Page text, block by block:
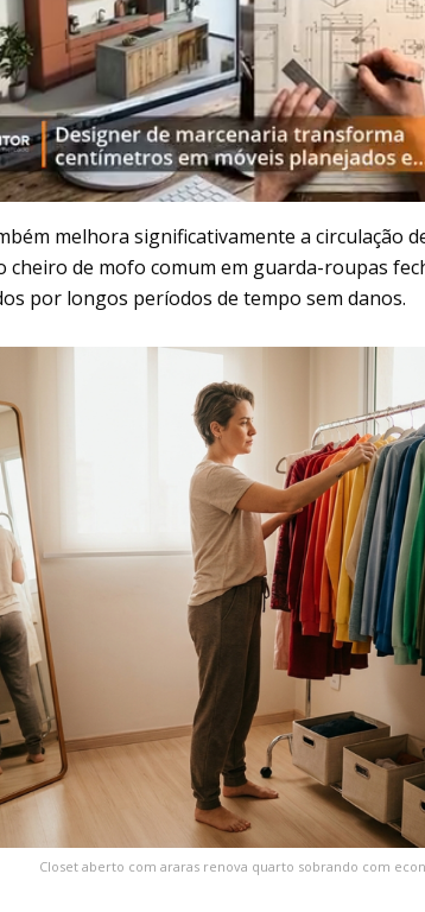
melhora significativamente a circulação
cheiro de mofo comum em guarda-roupas
por longos períodos de tempo sem danos.
Closet aberto com araras renova quarto sobrando com